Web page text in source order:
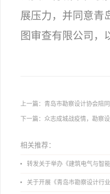
展压力，并同意青
图审查有限公司，
上一篇： 青岛市勘察设计协会陪
下一篇： 众志成城战疫情，勘察
相关推荐：
转发关于举办《建筑电气与智能化通用规范》
关于开展《青岛市勘察设计行业从业人员行为导则》、《青岛市住宅工程设计审查品